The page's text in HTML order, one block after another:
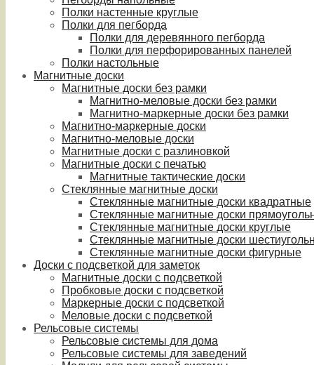
Полки настенные круглые
Полки для пегборда
Полки для деревянного пегборда
Полки для перфорированных панелей
Полки настольные
Магнитные доски
Магнитные доски без рамки
Магнитно-меловые доски без рамки
Магнитно-маркерные доски без рамки
Магнитно-маркерные доски
Магнитно-меловые доски
Магнитные доски с разлиновкой
Магнитные доски с печатью
Магнитные тактические доски
Стеклянные магнитные доски
Стеклянные магнитные доски квадратные
Стеклянные магнитные доски
Стеклянные магнитные доски круглые
Стеклянные магнитные доски
Стеклянные магнитные доски фигурные
Доски с подсветкой для заметок
Магнитные доски с подсветкой
Пробковые доски с подсветкой
Маркерные доски с подсветкой
Меловые доски с подсветкой
Рельсовые системы
Рельсовые системы для дома
Рельсовые системы для заведений